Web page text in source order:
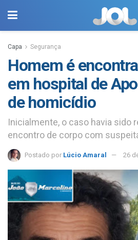
Capa Segurança
Homem é
em hospital de
de homicídio
Inicialmente, o caso havia sido
encontro de corpo com
Postado por Lúcio Amaral 26